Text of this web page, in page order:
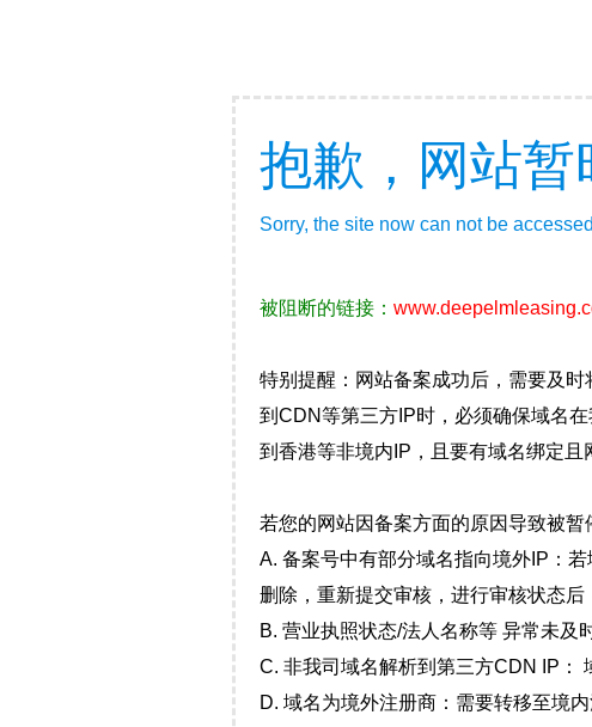
抱歉，网站暂
Sorry, the site now can not be
被阻断的链接：
特别提醒：网站备案成功后，需要及
到CDN等第三方IP时，必须确保域名
到香港等非境内IP，且要有域名绑定
若您的网站因备案方面的原因导致被暂
A. 备案号中有部分域名指向境外IP：
删除，重新提交审核，进行审核状态
B. 营业执照状态/法人名称等 异常未及
C. 非我司域名解析到第三方CDN IP：
D. 域名为境外注册商：需要转移至境